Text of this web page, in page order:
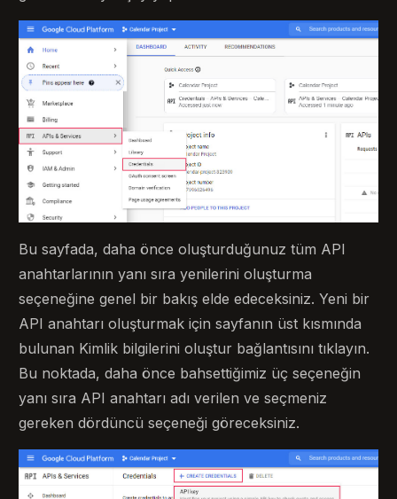
Bu sayfada, daha önce oluşturduğunuz tüm API
anahtarlarının yanı sıra yenilerini oluşturma
seçeneğine genel bir bakış elde edeceksiniz. Yeni bir
API anahtarı oluşturmak için sayfanın üst kısmında
bulunan Kimlik bilgilerini oluştur bağlantısını tıklayın.
Bu noktada, daha önce bahsettiğimiz üç seçeneğin
yanı sıra API anahtarı adı verilen ve seçmeniz
gereken dördüncü seçeneği göreceksiniz.